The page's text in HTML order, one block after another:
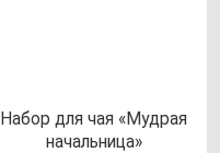
Набор для чая «Муд­рая
на­чаль­ни­ца»